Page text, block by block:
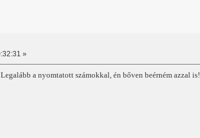
»
Legalább a nyomtatott számokkal, én bőven beérném azzal is!